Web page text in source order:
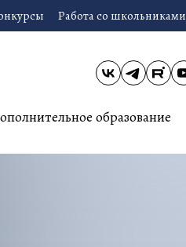
Работа со школьниками
образование